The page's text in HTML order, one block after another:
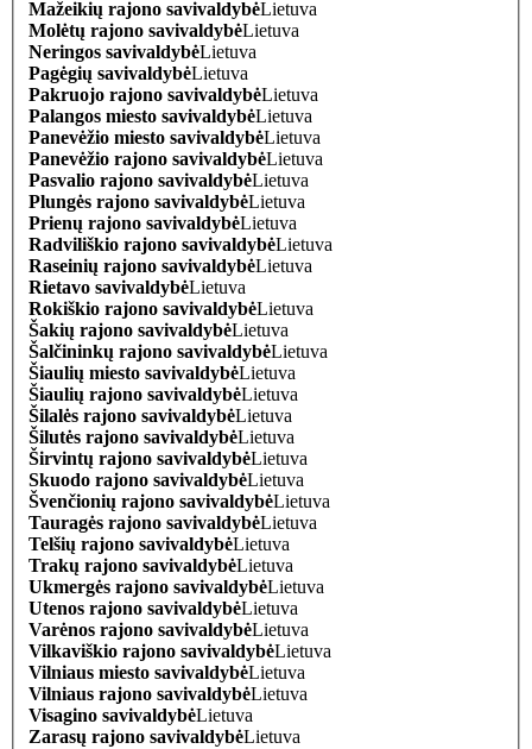
Mažeikių rajono savivaldybėLietuva
Molėtų rajono savivaldybėLietuva
Neringos savivaldybėLietuva
Pagėgių savivaldybėLietuva
Pakruojo rajono savivaldybėLietuva
Palangos miesto savivaldybėLietuva
Panevėžio miesto savivaldybėLietuva
Panevėžio rajono savivaldybėLietuva
Pasvalio rajono savivaldybėLietuva
Plungės rajono savivaldybėLietuva
Prienų rajono savivaldybėLietuva
Radviliškio rajono savivaldybėLietuva
Raseinių rajono savivaldybėLietuva
Rietavo savivaldybėLietuva
Rokiškio rajono savivaldybėLietuva
Šakių rajono savivaldybėLietuva
Šalčininkų rajono savivaldybėLietuva
Šiaulių miesto savivaldybėLietuva
Šiaulių rajono savivaldybėLietuva
Šilalės rajono savivaldybėLietuva
Šilutės rajono savivaldybėLietuva
Širvintų rajono savivaldybėLietuva
Skuodo rajono savivaldybėLietuva
Švenčionių rajono savivaldybėLietuva
Tauragės rajono savivaldybėLietuva
Telšių rajono savivaldybėLietuva
Trakų rajono savivaldybėLietuva
Ukmergės rajono savivaldybėLietuva
Utenos rajono savivaldybėLietuva
Varėnos rajono savivaldybėLietuva
Vilkaviškio rajono savivaldybėLietuva
Vilniaus miesto savivaldybėLietuva
Vilniaus rajono savivaldybėLietuva
Visagino savivaldybėLietuva
Zarasų rajono savivaldybėLietuva